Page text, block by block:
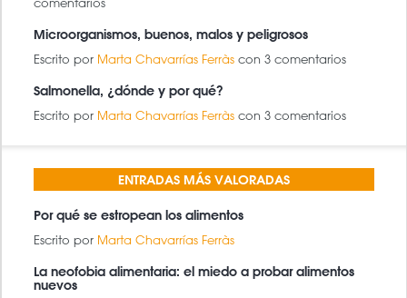
Microorganismos, buenos, malos y peligrosos
Escrito por Marta Chavarrías Ferràs con 3 comentarios
Salmonella, ¿dónde y por qué?
Escrito por Marta Chavarrías Ferràs con 3 comentarios
ENTRADAS MÁS VALORADAS
Por qué se estropean los alimentos
Escrito por Marta Chavarrías Ferràs
La neofobia alimentaria: el miedo a probar alimentos
nuevos